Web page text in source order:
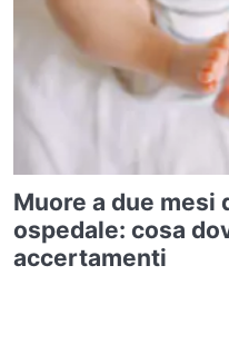
Muore a due mesi
ospedale: cosa
accertamenti